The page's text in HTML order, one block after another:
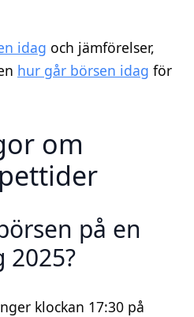
idag och jämförelser,
hur går börsen idag för
om
på en
2025?
klockan 17:30 på